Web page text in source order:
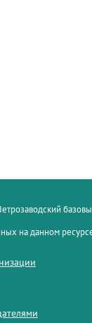
на данном